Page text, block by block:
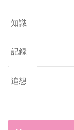
知識
記録
追想